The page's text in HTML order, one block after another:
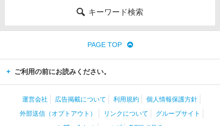
キーワード検索
PAGE TOP
ご利用の前にお読みください。
運営会社 広告掲載について 利用規約
個人情報保護方針
外部送信（オプトアウト）
リンクについて
グループサイト